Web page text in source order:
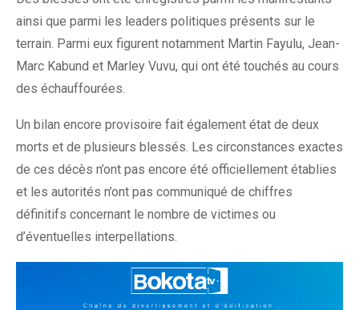
ainsi que parmi les leaders politiques présents sur le
terrain. Parmi eux figurent notamment Martin Fayulu, Jean-
Marc Kabund et Marley Vuvu, qui ont été touchés au cours
des échauffourées.
Un bilan encore provisoire fait également état de deux
morts et de plusieurs blessés. Les circonstances exactes
de ces décès n’ont pas encore été officiellement établies
et les autorités n’ont pas communiqué de chiffres
définitifs concernant le nombre de victimes ou
d’éventuelles interpellations.